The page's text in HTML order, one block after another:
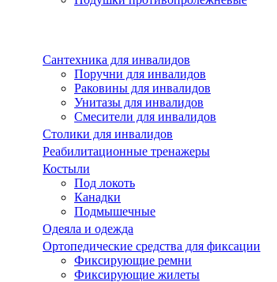
Сантехника для инвалидов
Поручни для инвалидов
Раковины для инвалидов
Унитазы для инвалидов
Смесители для инвалидов
Столики для инвалидов
Реабилитационные тренажеры
Костыли
Под локоть
Канадки
Подмышечные
Одеяла и одежда
Ортопедические средства для фиксации
Фиксирующие ремни
Фиксирующие жилеты